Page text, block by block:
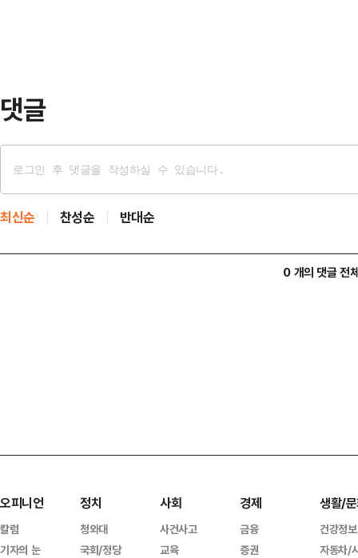
댓글
최신순 찬성순 반대순
0 개의 댓글 전
오피니언
칼럼
기자의 눈
정치
청와대
국회/정당
사회
사건사고
교육
경제
금융
증권
생활/
건강정보
자동차/